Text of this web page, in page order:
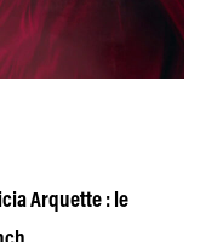
Arquette : le